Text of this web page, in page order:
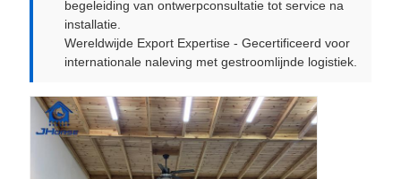
begeleiding van ontwerpconsultatie tot service na
installatie.
Wereldwijde Export Expertise - Gecertificeerd voor
internationale naleving met gestroomlijnde logistiek.